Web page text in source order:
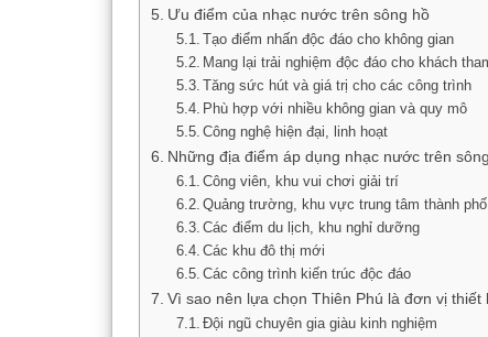
Ưu điểm của nhạc nước trên sông hồ
Tạo điểm nhấn độc đáo cho không gian
Mang lại trải nghiệm độc đáo cho khách
Tăng sức hút và giá trị cho các công trình
Phù hợp với nhiều không gian và quy mô
Công nghệ hiện đại, linh hoạt
Những địa điểm áp dụng nhạc nước trên
Công viên, khu vui chơi giải trí
Quảng trường, khu vực trung tâm thành phố
Các điểm du lịch, khu nghỉ dưỡng
Các khu đô thị mới
Các công trình kiến trúc độc đáo
Vì sao nên lựa chọn Thiên Phú là đơn vị
Đội ngũ chuyên gia giàu kinh nghiệm